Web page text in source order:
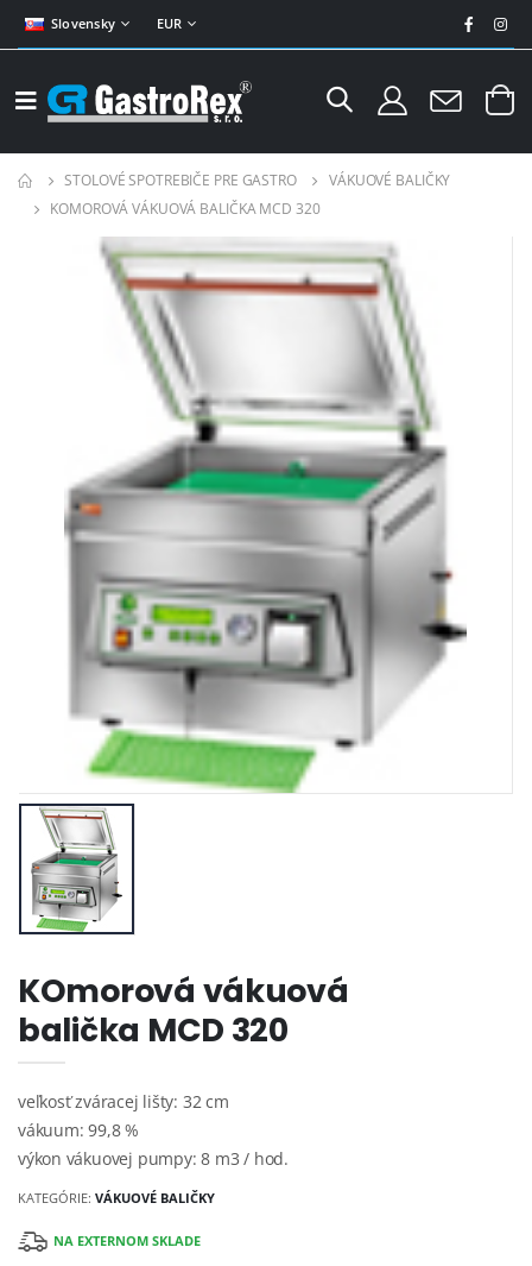
Slovensky EUR
STOLOVÉ SPOTREBIČE PRE GASTRO
VÁKUOVÉ BALIČKY
KOMOROVÁ VÁKUOVÁ BALIČKA MCD 320
KOmorová vákuová
balička MCD 320
veľkosť zváracej lišty: 32 cm
vákuum: 99,8 %
výkon vákuovej pumpy: 8 m3 / hod.
KATEGÓRIE:VÁKUOVÉ BALIČKY
NA EXTERNOM SKLADE